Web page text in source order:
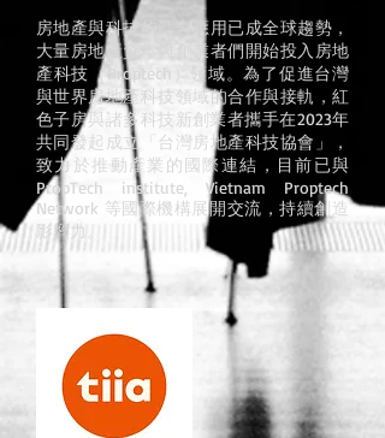
房地產與科技的結合應用已成全球趨勢，
大量房地產資本與創業者們開始投入房地
產科技（Proptech）領域。為了促進台灣
與世界房地產科技領域的合作與接軌，紅
色子房與諸多科技新創業者攜手在2023年
共同發起成立「台灣房地產科技協會」，
致力於推動產業的國際連結，目前已與
PropTech institute, Vietnam Proptech
Network 等國際機構展開交流，持續創造
影響力。